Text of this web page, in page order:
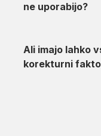
ne uporabijo?
Ali imajo lahko vsa stanovanja isti